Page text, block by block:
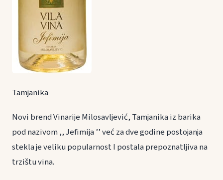
Tamjanika
Novi brend Vinarije Milosavljević, Tamjanika iz barika
pod nazivom ,, Jefimija ’’ već za dve godine postojanja
stekla je veliku popularnost I postala prepoznatljiva na
trzištu vina.